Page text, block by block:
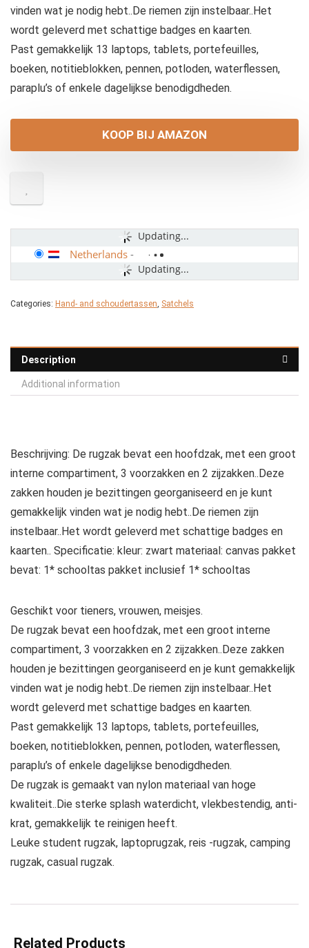
vinden wat je nodig hebt..De riemen zijn instelbaar..Het
wordt geleverd met schattige badges en kaarten.
Past gemakkelijk 13 laptops, tablets, portefeuilles,
boeken, notitieblokken, pennen, potloden, waterflessen,
paraplu’s of enkele dagelijkse benodigdheden.
KOOP BIJ AMAZON
Updating...
Updating...
Netherlands -
Categories: Hand- and schoudertassen, Satchels
Description
Additional information
Beschrijving: De rugzak bevat een hoofdzak, met een groot
interne compartiment, 3 voorzakken en 2 zijzakken..Deze
zakken houden je bezittingen georganiseerd en je kunt
gemakkelijk vinden wat je nodig hebt..De riemen zijn
instelbaar..Het wordt geleverd met schattige badges en
kaarten.. Specificatie: kleur: zwart materiaal: canvas pakket
bevat: 1* schooltas pakket inclusief 1* schooltas
Geschikt voor tieners, vrouwen, meisjes.
De rugzak bevat een hoofdzak, met een groot interne
compartiment, 3 voorzakken en 2 zijzakken..Deze zakken
houden je bezittingen georganiseerd en je kunt gemakkelijk
vinden wat je nodig hebt..De riemen zijn instelbaar..Het
wordt geleverd met schattige badges en kaarten.
Past gemakkelijk 13 laptops, tablets, portefeuilles,
boeken, notitieblokken, pennen, potloden, waterflessen,
paraplu’s of enkele dagelijkse benodigdheden.
De rugzak is gemaakt van nylon materiaal van hoge
kwaliteit..Die sterke splash waterdicht, vlekbestendig, anti-
krat, gemakkelijk te reinigen heeft.
Leuke student rugzak, laptoprugzak, reis -rugzak, camping
rugzak, casual rugzak.
Related Products